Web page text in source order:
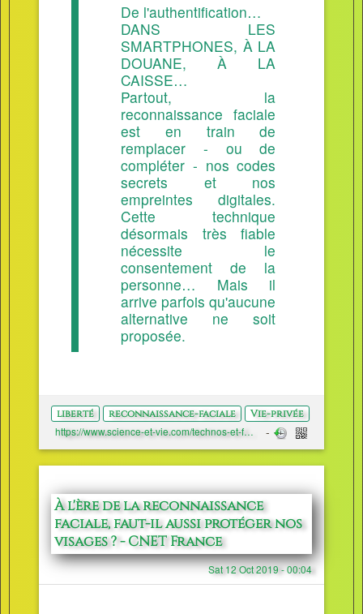
De l'authentification…
DANS LES
SMARTPHONES, À LA
DOUANE, À LA
CAISSE…
Partout, la
reconnaissance faciale
est en train de
remplacer - ou de
compléter - nos codes
secrets et nos
empreintes digitales.
Cette technique
désormais très fiable
nécessite le
consentement de la
personne… Mais il
arrive parfois qu'aucune
alternative ne soit
proposée.
liberté reconnaissance-faciale Vie-privée
https://www.science-et-vie.com/technos-et-futur/reconnaissance-faciale-le-grand-malaise-51397
À l'ère de la reconnaissance
faciale, faut-il aussi protéger nos
visages ? - CNET France
Sat 12 Oct 2019 - 00:04